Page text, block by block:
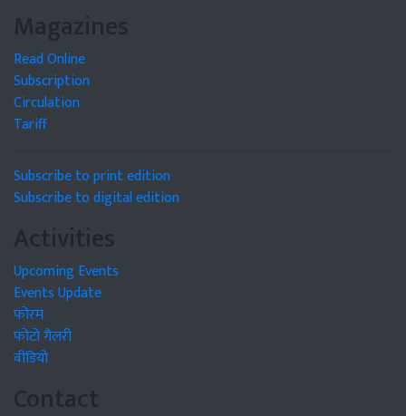
Magazines
Read Online
Subscription
Circulation
Tariff
Subscribe to print edition
Subscribe to digital edition
Activities
Upcoming Events
Events Update
फोरम
फोटो गैलरी
वीडियो
Contact